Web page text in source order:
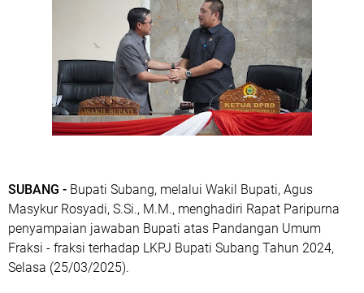
SUBANG - Bupati Subang, melalui Wakil Bupati, Agus
Masykur Rosyadi, S.Si., M.M., menghadiri Rapat Paripurna
penyampaian jawaban Bupati atas Pandangan Umum
Fraksi - fraksi terhadap LKPJ Bupati Subang Tahun 2024,
Selasa (25/03/2025).